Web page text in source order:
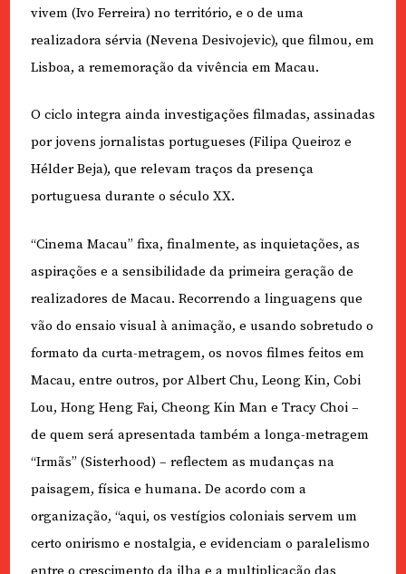
vivem (Ivo Ferreira) no território, e o de uma
realizadora sérvia (Nevena Desivojevic), que filmou, em
Lisboa, a rememoração da vivência em Macau.
O ciclo integra ainda investigações filmadas, assinadas
por jovens jornalistas portugueses (Filipa Queiroz e
Hélder Beja), que relevam traços da presença
portuguesa durante o século XX.
“Cinema Macau” fixa, finalmente, as inquietações, as
aspirações e a sensibilidade da primeira geração de
realizadores de Macau. Recorrendo a linguagens que
vão do ensaio visual à animação, e usando sobretudo o
formato da curta-metragem, os novos filmes feitos em
Macau, entre outros, por Albert Chu, Leong Kin, Cobi
Lou, Hong Heng Fai, Cheong Kin Man e Tracy Choi –
de quem será apresentada também a longa-metragem
“Irmãs” (Sisterhood) – reflectem as mudanças na
paisagem, física e humana. De acordo com a
organização, “aqui, os vestígios coloniais servem um
certo onirismo e nostalgia, e evidenciam o paralelismo